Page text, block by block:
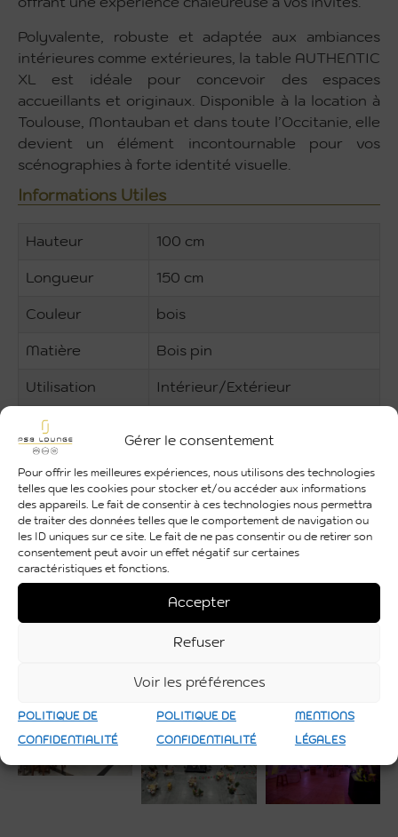
Gérer le consentement
Pour offrir les meilleures expériences, nous utilisons des technologies
telles que les cookies pour stocker et/ou accéder aux informations
des appareils. Le fait de consentir à ces technologies nous permettra
de traiter des données telles que le comportement de navigation ou
les ID uniques sur ce site. Le fait de ne pas consentir ou de retirer son
consentement peut avoir un effet négatif sur certaines
caractéristiques et fonctions.
Accepter
Refuser
Voir les préférences
POLITIQUE DE
CONFIDENTIALITÉ
POLITIQUE DE
CONFIDENTIALITÉ
MENTIONS
LÉGALES
offrant une expérience chaleureuse à vos invités.
Polyvalente, robuste et adaptée aux ambiances
intérieures comme extérieures, la table AUTHENTIC
XL est idéale pour concevoir des espaces
accueillants et originaux. Disponible à la location à
Toulouse, Montauban et dans toute l’Occitanie, elle
devient un élément incontournable pour vos
scénographies à forte identité visuelle.
Informations Utiles
Hauteur 100 cm
Longueur 150 cm
Couleur bois
Matière Bois pin
Utilisation Intérieur/Extérieur